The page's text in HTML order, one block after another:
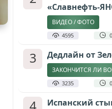
«Славнефть-
ВИДЕО / ФОТО
4595
3 Дедлайн от
ЗАКОНЧИТСЯ ЛИ
3235
4 Испанский